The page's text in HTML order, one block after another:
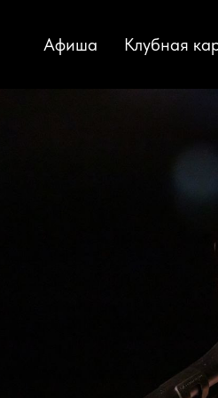
Афиша Клубная
20:00